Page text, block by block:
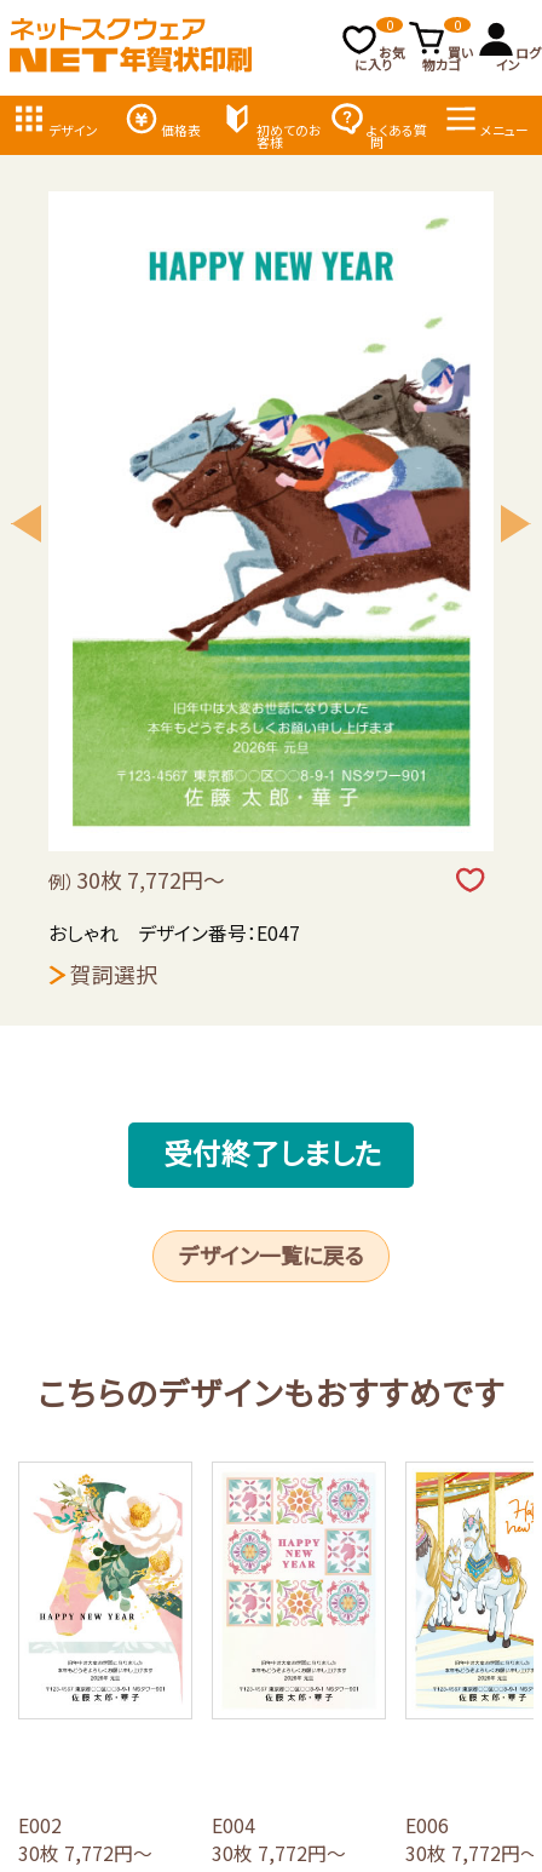
お気
に入り
0
買い
物カゴ
0
ログ
イン
デザイン 価格表 初めてのお
客様
よくある質
問
メニュー
例） 30枚 7,772円～
おしゃれ デザイン番号：E047
賀詞選択
受付終了しました
デザイン一覧に戻る
こちらのデザインもおすすめです
E002
30枚 7,772円～
E004
30枚 7,772円～
E006
30枚 7,772円～